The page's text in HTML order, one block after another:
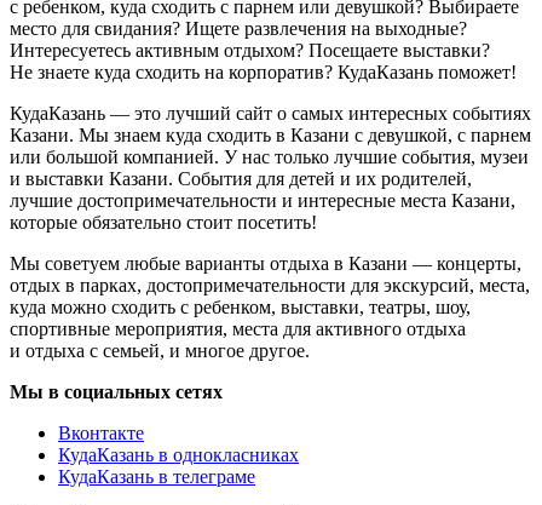
с ребенком, куда сходить с парнем или девушкой? Выбираете
место для свидания? Ищете развлечения на выходные?
Интересуетесь активным отдыхом? Посещаете выставки?
Не знаете куда сходить на корпоратив? КудаКазань поможет!
КудаКазань — это лучший сайт о самых интересных событиях
Казани. Мы знаем куда сходить в Казани с девушкой, с парнем
или большой компанией. У нас только лучшие события, музеи
и выставки Казани. События для детей и их родителей,
лучшие достопримечательности и интересные места Казани,
которые обязательно стоит посетить!
Мы советуем любые варианты отдыха в Казани — концерты,
отдых в парках, достопримечательности для экскурсий, места,
куда можно сходить с ребенком, выставки, театры, шоу,
спортивные мероприятия, места для активного отдыха
и отдыха с семьей, и многое другое.
Мы в социальных сетях
Вконтакте
КудаКазань в однокласниках
КудаКазань в телеграме